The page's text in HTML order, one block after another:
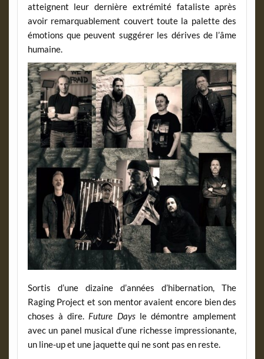
atteignent leur dernière extrémité fataliste après
avoir remarquablement couvert toute la palette des
émotions que peuvent suggérer les dérives de l’âme
humaine.
Sortis d’une dizaine d’années d’hibernation, The
Raging Project et son mentor avaient encore bien des
choses à dire. Future Daysle démontre amplement
avec un panel musical d’une richesse impressionante,
un line-up et une jaquette qui ne sont pas en reste.